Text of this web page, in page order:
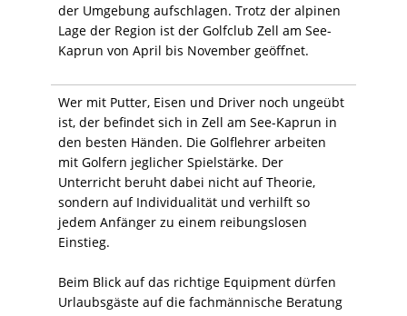
der Umgebung aufschlagen. Trotz der alpinen
Lage der Region ist der Golfclub Zell am See-
Kaprun von April bis November geöffnet.
Wer mit Putter, Eisen und Driver noch ungeübt
ist, der befindet sich in Zell am See-Kaprun in
den besten Händen. Die Golflehrer arbeiten
mit Golfern jeglicher Spielstärke. Der
Unterricht beruht dabei nicht auf Theorie,
sondern auf Individualität und verhilft so
jedem Anfänger zu einem reibungslosen
Einstieg.
Beim Blick auf das richtige Equipment dürfen
Urlaubsgäste auf die fachmännische Beratung